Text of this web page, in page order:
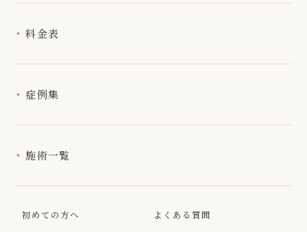
料金表
症例集
施術一覧
初めての方へ
よくある質問